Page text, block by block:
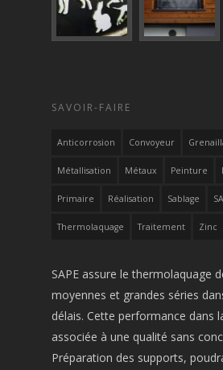
SAVOIR-FAIRE
Anticorrosion Convoyeur
Métallisation Métaux Peinture
Primaire Réalisation Sablage
Thermolaquage Traitement Zinc
SAPE assure le thermolaquage
moyennes et grandes séries
délais. Cette performance dans
associée à une qualité sans
Préparation des supports,